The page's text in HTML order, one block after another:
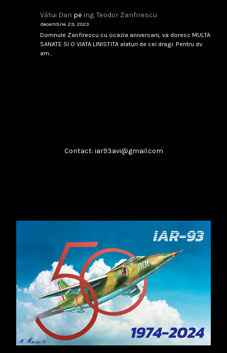
februarie 8, 2026
februarie 8, 2026
Analiza unui impas
...
februarie 8, 2026 Citește
Vătui Dan pe ing. Teodor Zanfirescu
decembrie 29, 2023
Domnule Zanfirescu cu ocazia aniversarii, va doresc MULTA
SANATE SI O VIATA LINISTITA alaturi de cei dragi. Pentru dv.
am…
Contact: iar93avi@gmail.com